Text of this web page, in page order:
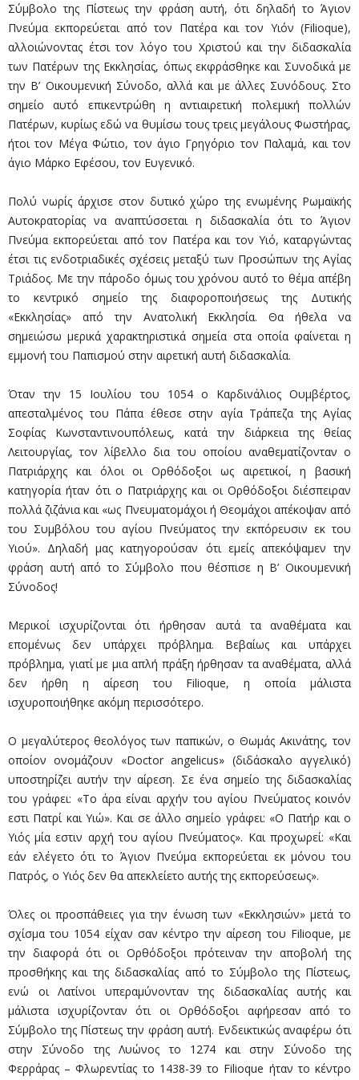
Σύμβολο της Πίστεως την φράση αυτή, ότι δηλαδή το Άγιον
Πνεύμα εκπορεύεται από τον Πατέρα και τον Υιόν (Filioque),
αλλοιώνοντας έτσι τον λόγο του Χριστού και την διδασκαλία
των Πατέρων της Εκκλησίας, όπως εκφράσθηκε και Συνοδικά με
την Β’ Οικουμενική Σύνοδο, αλλά και με άλλες Συνόδους. Στο
σημείο αυτό επικεντρώθη η αντιαιρετική πολεμική πολλών
Πατέρων, κυρίως εδώ να θυμίσω τους τρεις μεγάλους Φωστήρας,
ήτοι τον Μέγα Φώτιο, τον άγιο Γρηγόριο τον Παλαμά, και τον
άγιο Μάρκο Εφέσου, τον Ευγενικό.
Πολύ νωρίς άρχισε στον δυτικό χώρο της ενωμένης Ρωμαϊκής
Αυτοκρατορίας να αναπτύσσεται η διδασκαλία ότι το Άγιον
Πνεύμα εκπορεύεται από τον Πατέρα και τον Υιό, καταργώντας
έτσι τις ενδοτριαδικές σχέσεις μεταξύ των Προσώπων της Αγίας
Τριάδος. Με την πάροδο όμως του χρόνου αυτό το θέμα απέβη
το κεντρικό σημείο της διαφοροποιήσεως της Δυτικής
«Εκκλησίας» από την Ανατολική Εκκλησία. Θα ήθελα να
σημειώσω μερικά χαρακτηριστικά σημεία στα οποία φαίνεται η
εμμονή του Παπισμού στην αιρετική αυτή διδασκαλία.
Όταν την 15 Ιουλίου του 1054 ο Καρδινάλιος Ουμβέρτος,
απεσταλμένος του Πάπα έθεσε στην αγία Τράπεζα της Αγίας
Σοφίας Κωνσταντινουπόλεως, κατά την διάρκεια της θείας
Λειτουργίας, τον λίβελλο δια του οποίου αναθεματίζονταν ο
Πατριάρχης και όλοι οι Ορθόδοξοι ως αιρετικοί, η βασική
κατηγορία ήταν ότι ο Πατριάρχης και οι Ορθόδοξοι διέσπειραν
πολλά ζιζάνια και «ως Πνευματομάχοι ή Θεομάχοι απέκοψαν από
του Συμβόλου του αγίου Πνεύματος την εκπόρευσιν εκ του
Υιού». Δηλαδή μας κατηγορούσαν ότι εμείς απεκόψαμεν την
φράση αυτή από το Σύμβολο που θέσπισε η Β’ Οικουμενική
Σύνοδος!
Μερικοί ισχυρίζονται ότι ήρθη­σαν αυτά τα αναθέματα και
επομένως δεν υπάρχει πρόβλημα. Βεβαίως και υπάρχει
πρόβλημα, γιατί με μια απλή πράξη ήρθησαν τα αναθέματα, αλλά
δεν ήρθη η αίρεση του Filioque, η οποία μάλιστα
ισχυροποιήθηκε ακόμη περισσότερο.
Ο μεγαλύτερος θεολόγος των παπικών, ο Θωμάς Ακινάτης, τον
οποίον ονομάζουν «Doctor angelicus» (διδάσκαλο αγγελικό)
υποστηρίζει αυτήν την αίρεση. Σε ένα σημείο της διδασκαλίας
του γράφει: «Το άρα είναι αρχήν του αγίου Πνεύματος κοινόν
εστι Πατρί και Υιώ». Και σε άλλο σημείο γράφει: «Ο Πατήρ και ο
Υιός μία εστιν αρχή του αγίου Πνεύματος». Και προχωρεί: «Και
εάν ελέγετο ότι το Άγιον Πνεύμα εκπορεύεται εκ μόνου του
Πατρός, ο Υιός δεν θα απεκλείετο αυτής της εκπορεύσεως».
Όλες οι προσπάθειες για την ένωση των «Εκκλησιών» μετά το
σχίσμα του 1054 είχαν σαν κέντρο την αίρεση του Filioque, με
την διαφορά ότι οι Ορθόδοξοι πρότειναν την αποβολή της
προσθήκης και της διδασκαλίας από το Σύμβολο της Πίστεως,
ενώ οι Λατίνοι υπεραμύνονταν της διδασκαλίας αυτής και
μάλιστα ισχυρίζονταν ότι οι Ορθόδοξοι αφήρεσαν από το
Σύμβολο της Πίστεως την φράση αυτή. Ενδεικτικώς αναφέρω ότι
στην Σύνοδο της Λυώνος το 1274 και στην Σύνοδο της
Φερράρας – Φλωρεντίας το 1438-39 το Filioque ήταν το κέντρο